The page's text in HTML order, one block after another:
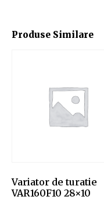
Produse Similare
Variator de turatie
VAR160F10 28×10